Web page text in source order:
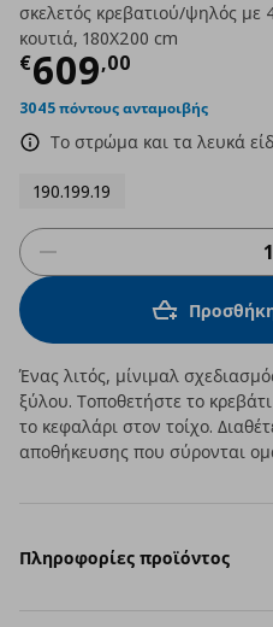
σκελετός κρεβατιού/ψηλός με
κουτιά, 180X200 cm
€609,00
Τρέχουσα
3045 πόντους ανταμοιβής
Το στρώμα και τα λευκά
190.199.19
Ένας λιτός, μίνιμαλ
ξύλου. Τοποθετήστε το
το κεφαλάρι στον τοίχο.
αποθήκευσης που σύρονται
Πληροφορίες προϊόντος